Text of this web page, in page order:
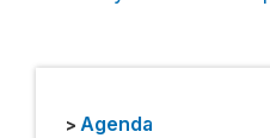
> Agenda